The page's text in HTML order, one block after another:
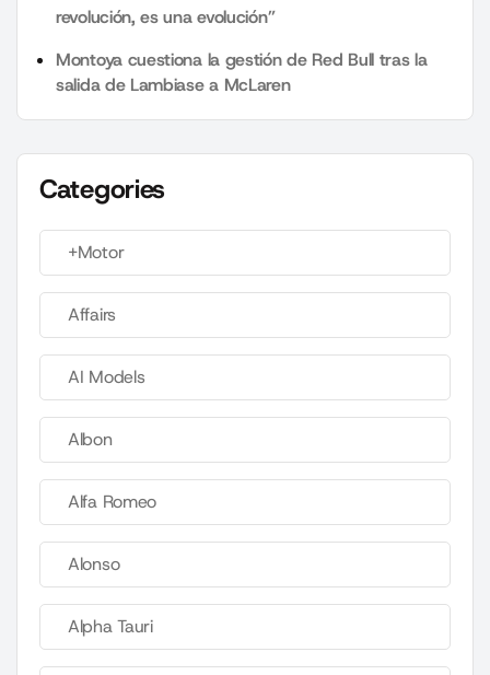
revolución, es una evolución”
Montoya cuestiona la gestión de Red Bull tras la
salida de Lambiase a McLaren
Categories
+Motor
Affairs
AI Models
Albon
Alfa Romeo
Alonso
Alpha Tauri